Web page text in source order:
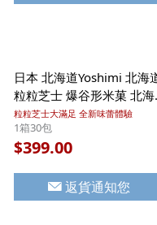
日本 北海道Yoshimi 北海
粒粒芝士 爆谷形米菓 北海
札幌名物 30包 經濟優惠裝
【市集世界 - 日本市集】
粒粒芝士大滿足 全新味蕾體驗
1箱30包
$399.00
返貨通知您